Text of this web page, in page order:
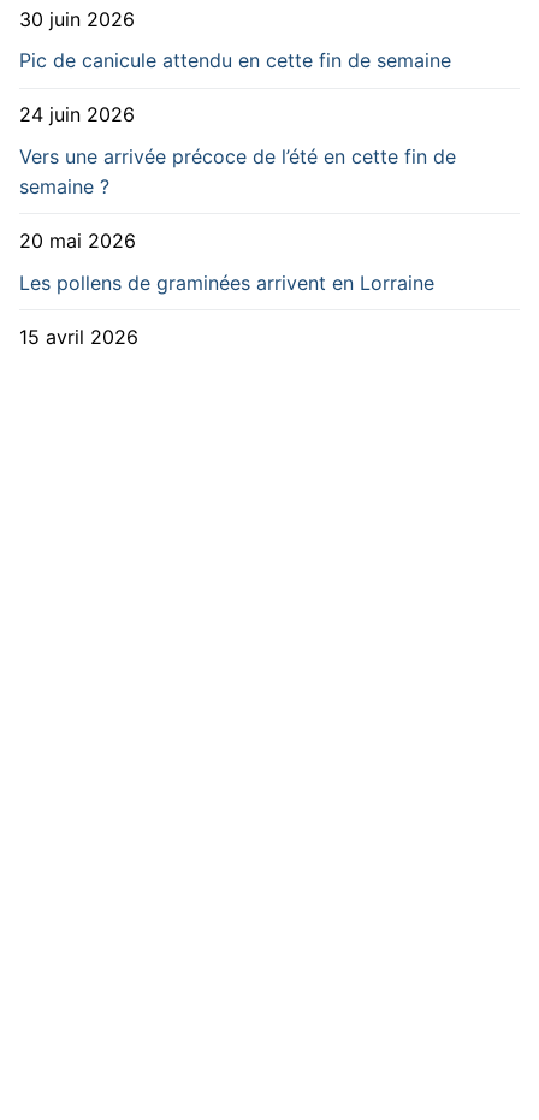
30 juin 2026
Pic de canicule attendu en cette fin de semaine
24 juin 2026
Vers une arrivée précoce de l’été en cette fin de
semaine ?
20 mai 2026
Les pollens de graminées arrivent en Lorraine
15 avril 2026